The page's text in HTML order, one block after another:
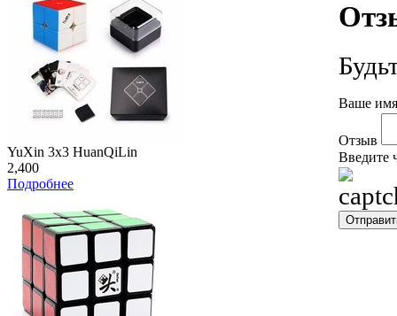
YuXin 3x3 HuanQiLin
2,400
Подробнее
Ваше
Отзыв
Введите